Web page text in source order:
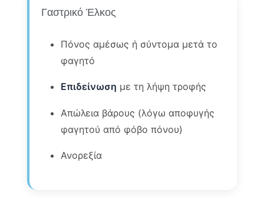
Γαστρικό Έλκος
Πόνος αμέσως ή σύντομα μετά το
φαγητό
Επιδείνωση με τη λήψη τροφής
Απώλεια βάρους (λόγω αποφυγής
φαγητού από φόβο πόνου)
Ανορεξία